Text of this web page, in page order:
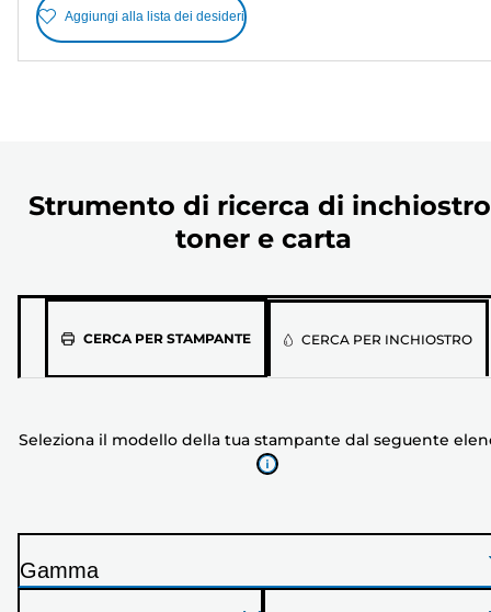
Aggiungi alla lista dei desideri
Strumento di ricerca di
toner e carta
CERCA PER STAMPANTE
Seleziona
tua
stampante
CERCA PER INCHIOSTRO
Seleziona il modello della tua stampante dal seguente
S
Gamma